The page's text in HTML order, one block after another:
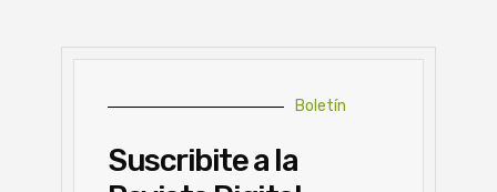
Boletín
Suscribite a la